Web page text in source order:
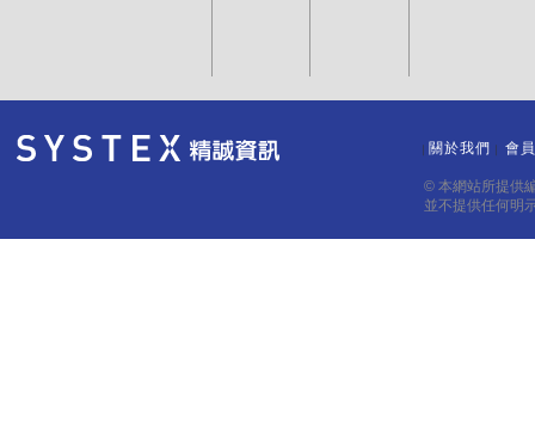
關於我們 會
© 本網站所提供
並不提供任何明